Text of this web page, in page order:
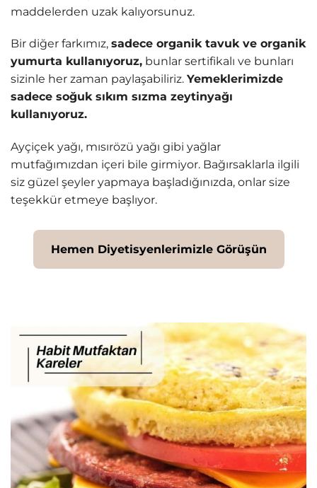
maddelerden uzak kalıyorsunuz.
Bir diğer farkımız, sadece organik tavuk ve organik
yumurta kullanıyoruz, bunlar sertifikalı ve bunları
sizinle her zaman paylaşabiliriz. Yemeklerimizde
sadece soğuk sıkım sızma zeytinyağı
kullanıyoruz.
Ayçiçek yağı, mısırözü yağı gibi yağlar
mutfağımızdan içeri bile girmiyor. Bağırsaklarla ilgili
siz güzel şeyler yapmaya başladığınızda, onlar size
teşekkür etmeye başlıyor.
Hemen Diyetisyenlerimizle Görüşün